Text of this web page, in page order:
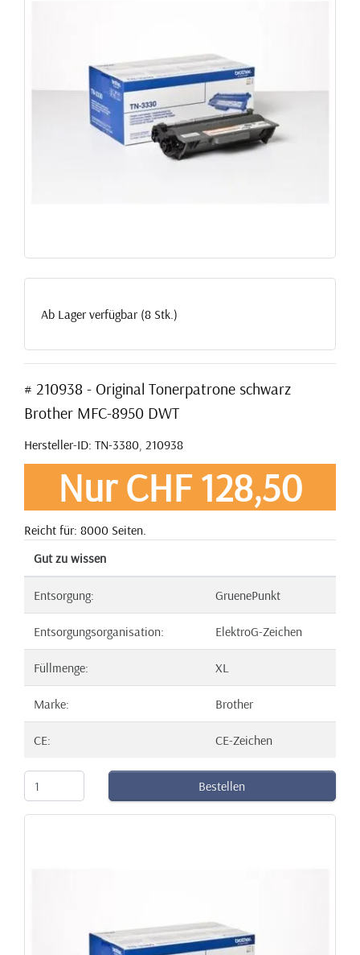
Ab Lager verfügbar (8 Stk.)
# 210938 - Original Tonerpatrone schwarz
Brother MFC-8950 DWT
Hersteller-ID: TN-3380, 210938
Nur CHF 128,50
Reicht für: 8000 Seiten.
Gut zu wissen
Entsorgung: GruenePunkt
Entsorgungsorganisation: ElektroG-Zeichen
Füllmenge: XL
Marke: Brother
CE: CE-Zeichen
Bestellen